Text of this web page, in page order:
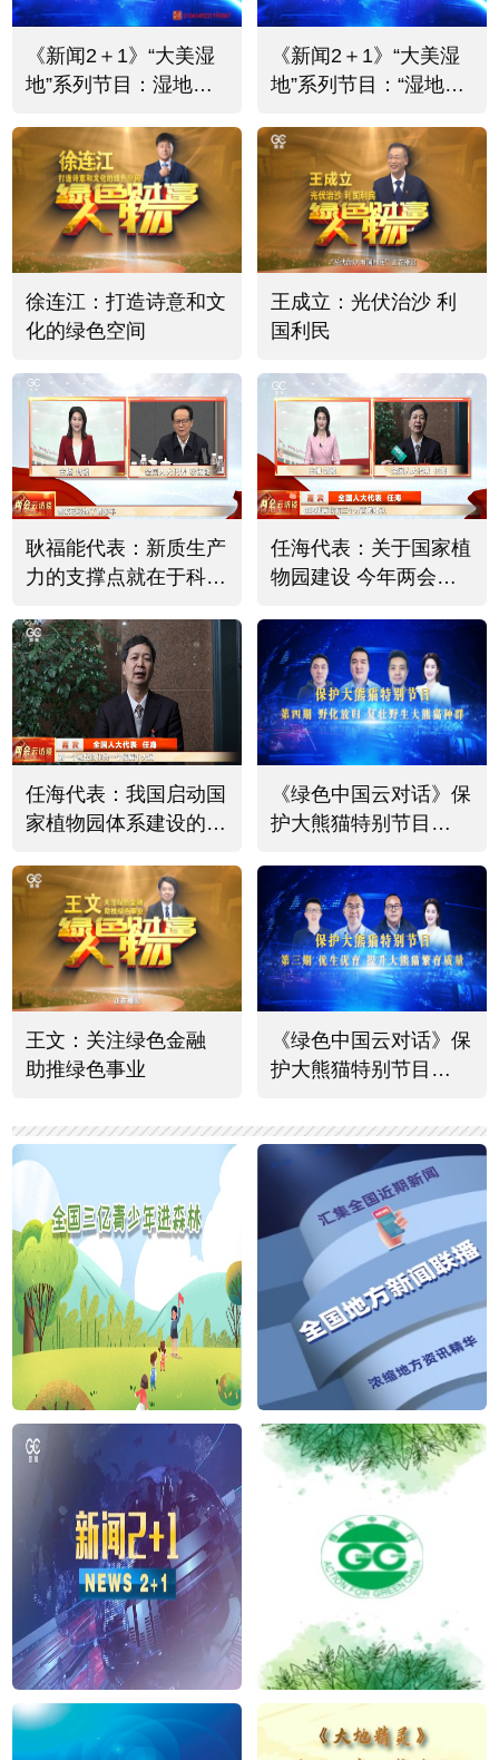
《新闻2＋1》“大美湿
地”系列节目：湿地的
《新闻2＋1》“大美湿
地”系列节目：“湿地的
徐连江：打造诗意和文
化的绿色空间
王成立：光伏治沙 利
国利民
耿福能代表：新质生产
力的支撑点就在于科技
任海代表：关于国家植
物园建设 今年两会提
任海代表：我国启动国
家植物园体系建设的意
《绿色中国云对话》保
护大熊猫特别节目
王文：关注绿色金融
助推绿色事业
《绿色中国云对话》保
护大熊猫特别节目